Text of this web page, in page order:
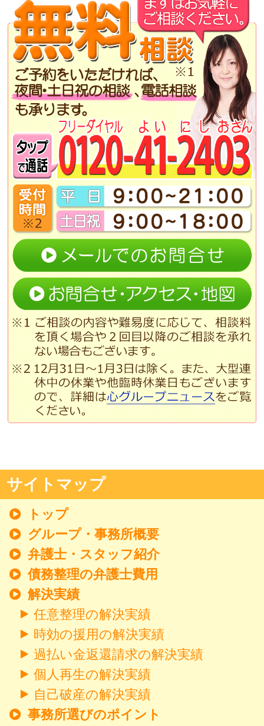
サイトマップ
トップ
グループ・事務所概要
弁護士・スタッフ紹介
債務整理の弁護士費用
解決実績
任意整理の解決実績
時効の援用の解決実績
過払い金返還請求の解決実績
個人再生の解決実績
自己破産の解決実績
事務所選びのポイント